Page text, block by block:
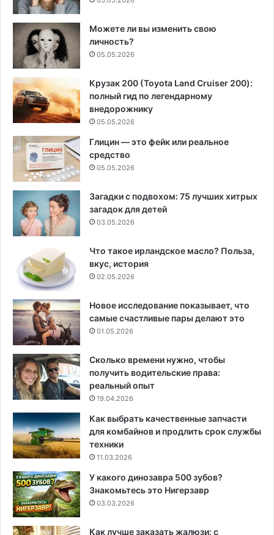
Можете ли вы изменить свою
личность?
05.05.2026
Крузак 200 (Toyota Land Cruiser 200):
полный гид по легендарному
внедорожнику
05.05.2026
Глицин — это фейк или реальное
средство
05.05.2026
Загадки с подвохом: 75 лучших хитрых
загадок для детей
03.05.2026
Что такое ирландское масло? Польза,
вкус, история
02.05.2026
Новое исследование показывает, что
самые счастливые пары делают это
01.05.2026
Сколько времени нужно, чтобы
получить водительские права:
реальный опыт
19.04.2026
Как выбрать качественные запчасти
для комбайнов и продлить срок службы
техники
11.03.2026
У какого динозавра 500 зубов?
Знакомьтесь это Нигерзавр
03.03.2026
Как лучше заказать жалюзи: с